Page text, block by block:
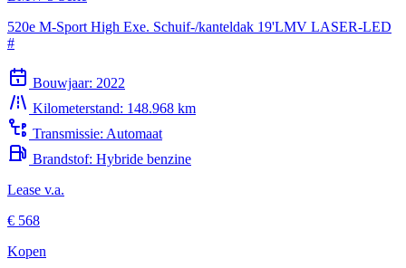
Kilometerstand:
Transmissie:Automaat
Brandstof: Hybride benzine
Lease v.a.
€ 568
Kopen
€ 31.940